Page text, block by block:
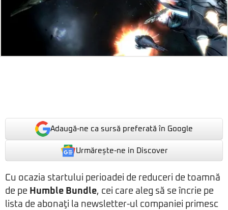
Adaugă-ne ca sursă preferată în Google
Urmărește-ne in Discover
Cu ocazia startului perioadei de reduceri de toamnă
de pe Humble Bundle, cei care aleg să se încrie pe
lista de abonaţi la newsletter-ul companiei primesc